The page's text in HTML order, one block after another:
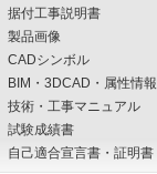
据付工事説明書
製品画像
CADシンボル
BIM・3DCAD・属性情報
技術・工事マニュアル
試験成績書
自己適合宣言書・証明書